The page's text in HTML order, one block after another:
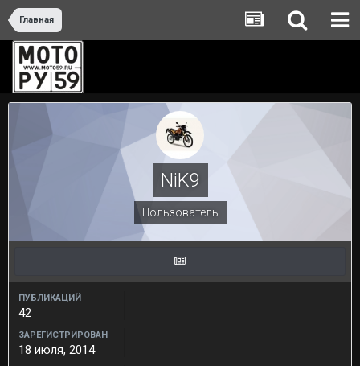
Главная
NiK9
Пользователь
ПУБЛИКАЦИЙ
42
ЗАРЕГИСТРИРОВАН
18 июля, 2014